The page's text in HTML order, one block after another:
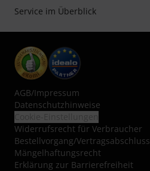
Service im Überblick
AGB/Impressum
Datenschutzhinweise
Widerrufsrecht für Verbraucher
Bestellvorgang/Vertragsabschluss
Mängelhaftungsrecht
Erklärung zur Barrierefreiheit